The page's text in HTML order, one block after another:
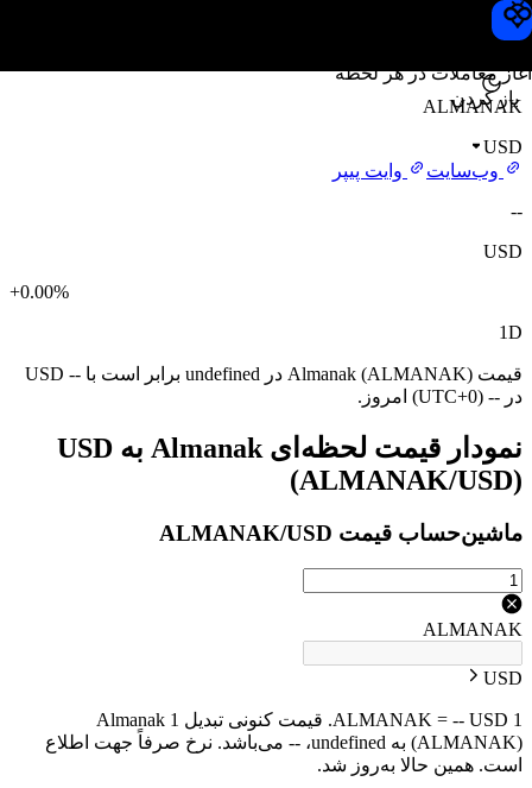
آغاز معاملات در هر لحظه
باز کردن
قیمت Almanak
ALMANAK
USD
وب‌سایت
وایت پیپر
--
USD
+0.00%
1D
قیمت Almanak (ALMANAK) در undefined برابر است با -- USD
در -- (UTC+0) امروز.
نمودار قیمت لحظه‌ای Almanak به USD
(ALMANAK/USD)
ماشین‌حساب قیمت ALMANAK/USD
ALMANAK
USD
1 ALMANAK = -- USD. قیمت کنونی تبدیل 1 Almanak
(ALMANAK) به undefined، -- می‌باشد. نرخ صرفاً جهت اطلاع
است. همین حالا به‌روز شد.